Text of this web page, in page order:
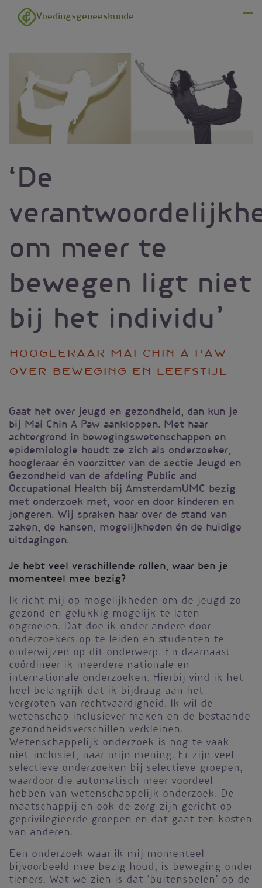
Overslaan en naar de inhoud gaan
Voedingsgeneeskunde
‘De
om meer te
bewegen ligt niet
bij het individu’
Hoogleraar Mai Chin A Paw
over beweging en leefstijl
Gaat het over jeugd en gezondheid, dan kun je
bij Mai Chin A Paw aankloppen. Met haar
achtergrond in bewegingswetenschappen en
epidemiologie houdt ze zich als onderzoeker,
hoogleraar én voorzitter van de sectie Jeugd en
Gezondheid van de afdeling Public and
Occupational Health bij AmsterdamUMC bezig
met onderzoek met, voor en door kinderen en
jongeren. Wij spraken haar over de stand van
zaken, de kansen, mogelijkheden én de huidige
uitdagingen.
Je hebt veel verschillende rollen, waar ben je
momenteel mee bezig?
Ik richt mij op mogelijkheden om de jeugd zo
gezond en gelukkig mogelijk te laten
opgroeien. Dat doe ik onder andere door
onderzoekers op te leiden en studenten te
onderwijzen op dit onderwerp. En daarnaast
coördineer ik meerdere nationale en
internationale onderzoeken. Hierbij vind ik het
heel belangrijk dat ik bijdraag aan het
vergroten van rechtvaardigheid. Ik wil de
wetenschap inclusiever maken en de bestaande
gezondheidsverschillen verkleinen.
Wetenschappelijk onderzoek is nog te vaak
niet-inclusief, naar mijn mening. Er zijn veel
selectieve onderzoeken bij selectieve groepen,
waardoor die automatisch meer voordeel
hebben van wetenschappelijk onderzoek. De
maatschappij en ook de zorg zijn gericht op
geprivilegieerde groepen en dat gaat ten kosten
van anderen.
Een onderzoek waar ik mij momenteel
bijvoorbeeld mee bezig houd, is beweging onder
tieners. Wat we zien is dat ‘buitenspelen’ op de